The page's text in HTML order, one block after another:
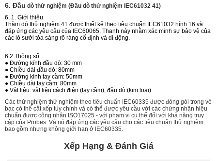
6. Đầu dò thử nghiệm (Đầu dò thử nghiệm IEC61032 41)
6. 1. Giới thiệu
Thăm dò thử nghiệm 41 được thiết kế theo tiêu chuẩn IEC61032 hình 16 và
đáp ứng các yêu cầu của IEC60065. Thanh này nhằm xác minh sự bảo vệ của
các lò sưởi tỏa sáng rõ ràng cố định và di động.
6.2 Thông số
● Đường kính đầu dò: 30 mm
● Chiều dài đầu dò: 80mm
● Đường kính tay cầm: 50mm
● Chiều dài tay cầm: 80mm
● Vật liệu: vật liệu cách điện (tay cầm), đầu dò (kim loại)
Các thử nghiệm thử nghiệm theo tiêu chuẩn IEC60335 được đóng gói trong vỏ
bạc có thể cắt xốp tùy chỉnh và có thể được yêu cầu với các chứng nhận hiệu
chuẩn được công nhận ISO17025 - với phạm vi cụ thể đối với khả năng truy
cập của Probes. Và nó đáp ứng các yêu cầu cho các tiêu chuẩn thử nghiệm
bao gồm nhưng không giới hạn ở IEC60335.
Xếp Hạng & Đánh Giá